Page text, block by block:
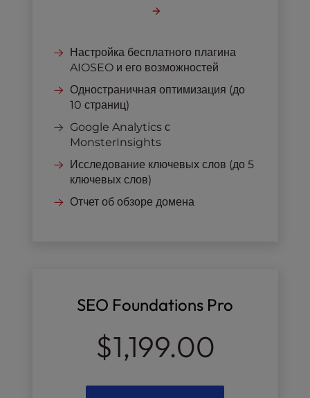
Настройка бесплатного плагина
AIOSEO и его возможностей
Одностраничная оптимизация (до
10 страниц)
Google Analytics с
MonsterInsights
Исследование ключевых слов (до 5
ключевых слов)
Отчет об обзоре домена
SEO Foundations Pro
$1,199.00